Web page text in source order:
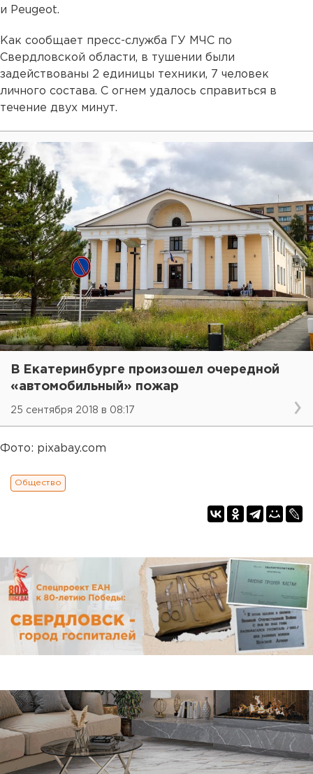
и Peugeot.
Как сообщает пресс-служба ГУ МЧС по
Свердловской области, в тушении были
задействованы 2 единицы техники, 7 человек
личного состава. С огнем удалось справиться в
течение двух минут.
В Екатеринбурге произошел очередной
«автомобильный» пожар
25 сентября 2018 в 08:17
Фото: pixabay.com
Общество